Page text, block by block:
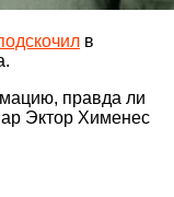
в
правда ли
Эктор Хименес